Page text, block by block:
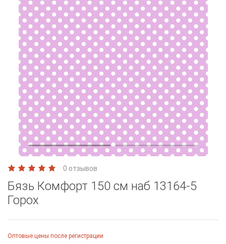
0 отзывов
Бязь Комфорт 150 см наб 13164-5
Горох
Оптовые цены после регистрации